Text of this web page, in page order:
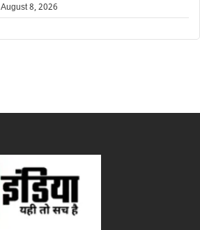
August 8, 2026